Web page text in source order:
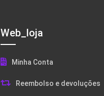
Web_loja
Minha Conta
Reembolso e devoluções